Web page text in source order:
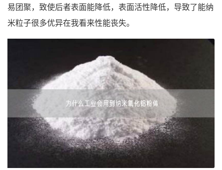
易团聚，致使后者表面能降低，表面活性降低，导致了能纳
米粒子很多优异在我看来性能丧失。